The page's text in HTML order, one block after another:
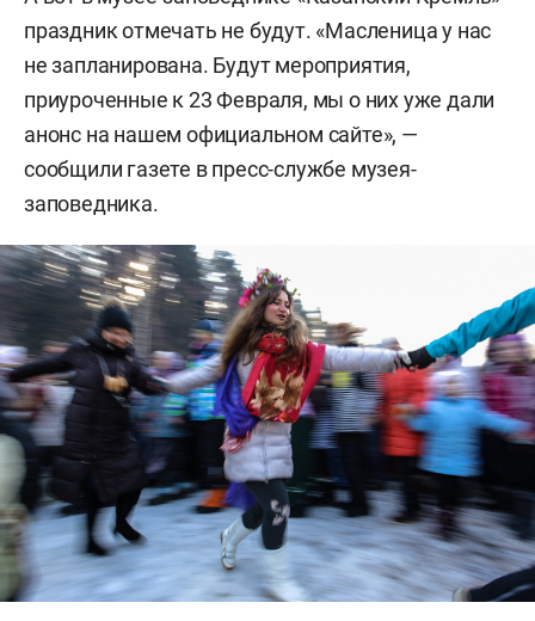
праздник отмечать не будут. «Масленица у нас
не запланирована. Будут мероприятия,
приуроченные к 23 Февраля, мы о них уже дали
анонс на нашем официальном сайте», —
сообщили газете в пресс-службе музея-
заповедника.